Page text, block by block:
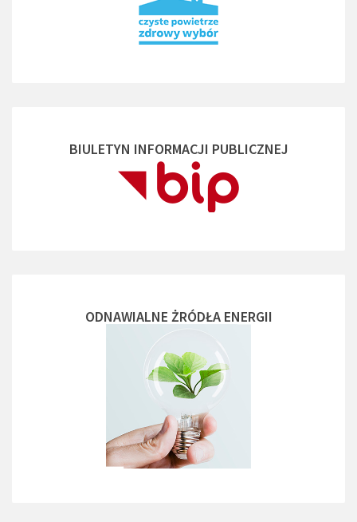
BIULETYN INFORMACJI PUBLICZNEJ
ODNAWIALNE ŻRÓDŁA ENERGII